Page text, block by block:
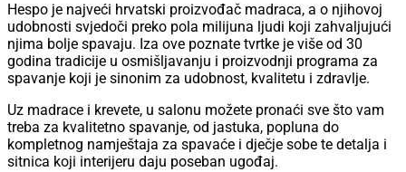
Hespo je najveći hrvatski proizvođač madraca, a o njihovoj
udobnosti svjedoči preko pola milijuna ljudi koji zahvaljujući
njima bolje spavaju. Iza ove poznate tvrtke je više od 30
godina tradicije u osmišljavanju i proizvodnji programa za
spavanje koji je sinonim za udobnost, kvalitetu i zdravlje.
Uz madrace i krevete, u salonu možete pronaći sve što vam
treba za kvalitetno spavanje, od jastuka, popluna do
kompletnog namještaja za spavaće i dječje sobe te detalja i
sitnica koji interijeru daju poseban ugođaj.